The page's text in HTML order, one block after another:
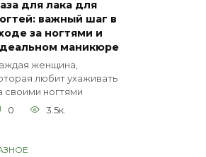
для лака для
важный шаг в
за ногтями и
маникюре
женщина,
любит ухаживать
своими ногтями
0
3.5к.